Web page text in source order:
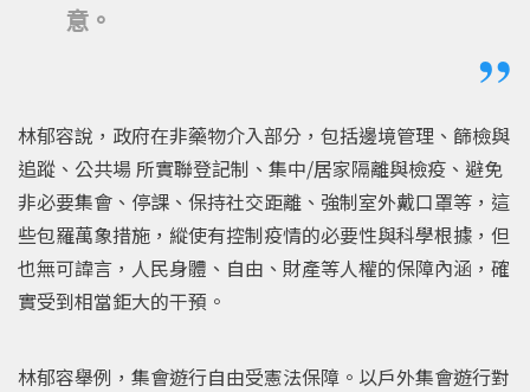
意。
林郁容說，政府在非藥物介入部分，包括邊境管理、篩檢與
追蹤、公共場 所實聯登記制、集中/居家隔離與檢疫、避免
非必要集會、停課、保持社交距離、強制室外戴口罩等，這
些包羅萬象措施，縱使有控制疫情的必要性與科學根據，但
也無可諱言，人民身體、自由、財產等人權的保障內涵，確
實受到相當鉅大的干預。
林郁容舉例，集會遊行自由受憲法保障。以戶外集會遊行對